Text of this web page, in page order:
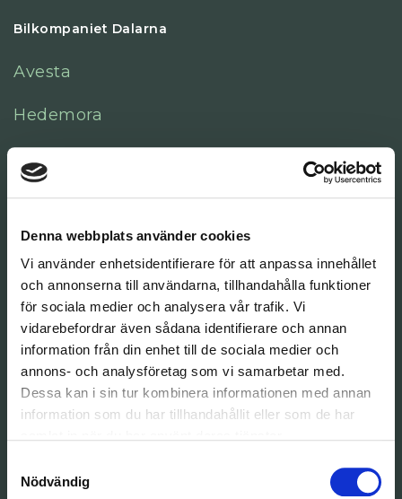
Denna webbplats använder cookies
Vi använder enhetsidentifierare för att anpassa innehållet
och annonserna till användarna, tillhandahålla funktioner
för sociala medier och analysera vår trafik. Vi
vidarebefordrar även sådana identifierare och annan
information från din enhet till de sociala medier och
annons- och analysföretag som vi samarbetar med.
Dessa kan i sin tur kombinera informationen med annan
information som du har tillhandahållit eller som de har
Nödvändig
Bilkompaniet Dalarna
Avesta
Hedemora
Malung
Sala
Fagersta
Leksand
Mora
Verkstad
Ford
Kia